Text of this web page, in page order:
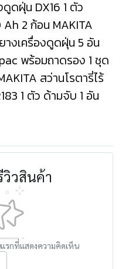
ดูดฝุ่น DX16 1 ตัว
2 ก้อน MAKITA
างเครื่องดูดฝุ่น 5 อัน
พร้อมถาดรอง 1 ชุด
สว่านโรตารี่ไร้
1 ตัว ด้ามจับ 1 อัน
วสินค้า
รกที่แสดงความคิดเห็น